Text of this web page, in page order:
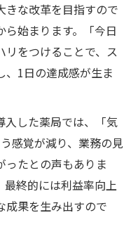
きな改革を目指すので
始まります。「今日
をつけることで、ス
、1日の達成感が生ま
入した薬局では、「気
感覚が減り、業務の見
ったとの声もありま
終的には利益率向上
成果を生み出すので